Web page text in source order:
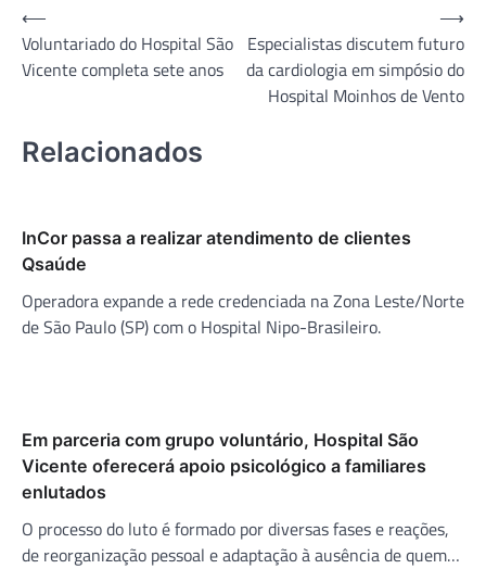
Navegação
de
Post
⟵
Voluntariado do Hospital São
Vicente completa sete anos
Especialistas discutem futuro
da cardiologia em simpósio do
Hospital Moinhos de Vento
⟶
Relacionados
InCor passa a realizar atendimento de clientes
Qsaúde
Operadora expande a rede credenciada na Zona Leste/Norte
de São Paulo (SP) com o Hospital Nipo-Brasileiro.
Em parceria com grupo voluntário, Hospital São
Vicente oferecerá apoio psicológico a familiares
enlutados
O processo do luto é formado por diversas fases e reações,
de reorganização pessoal e adaptação à ausência de quem…